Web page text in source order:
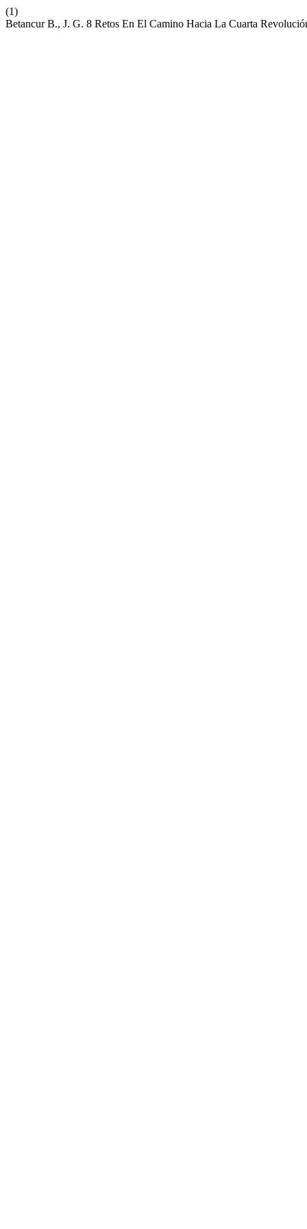
(1)
Betancur B., J. G. 8 Retos En El Camino Hacia La Cuarta